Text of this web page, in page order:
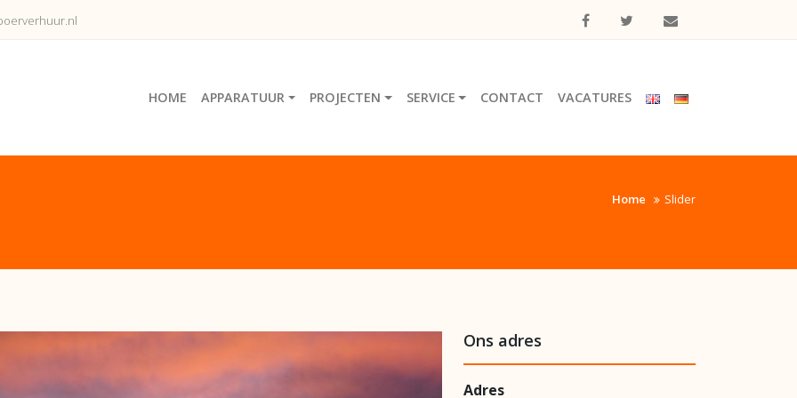
HOME APPARATUUR PROJECTEN SERVICE CONTACT VACATURES
Home Slider
Ons adres
Adres